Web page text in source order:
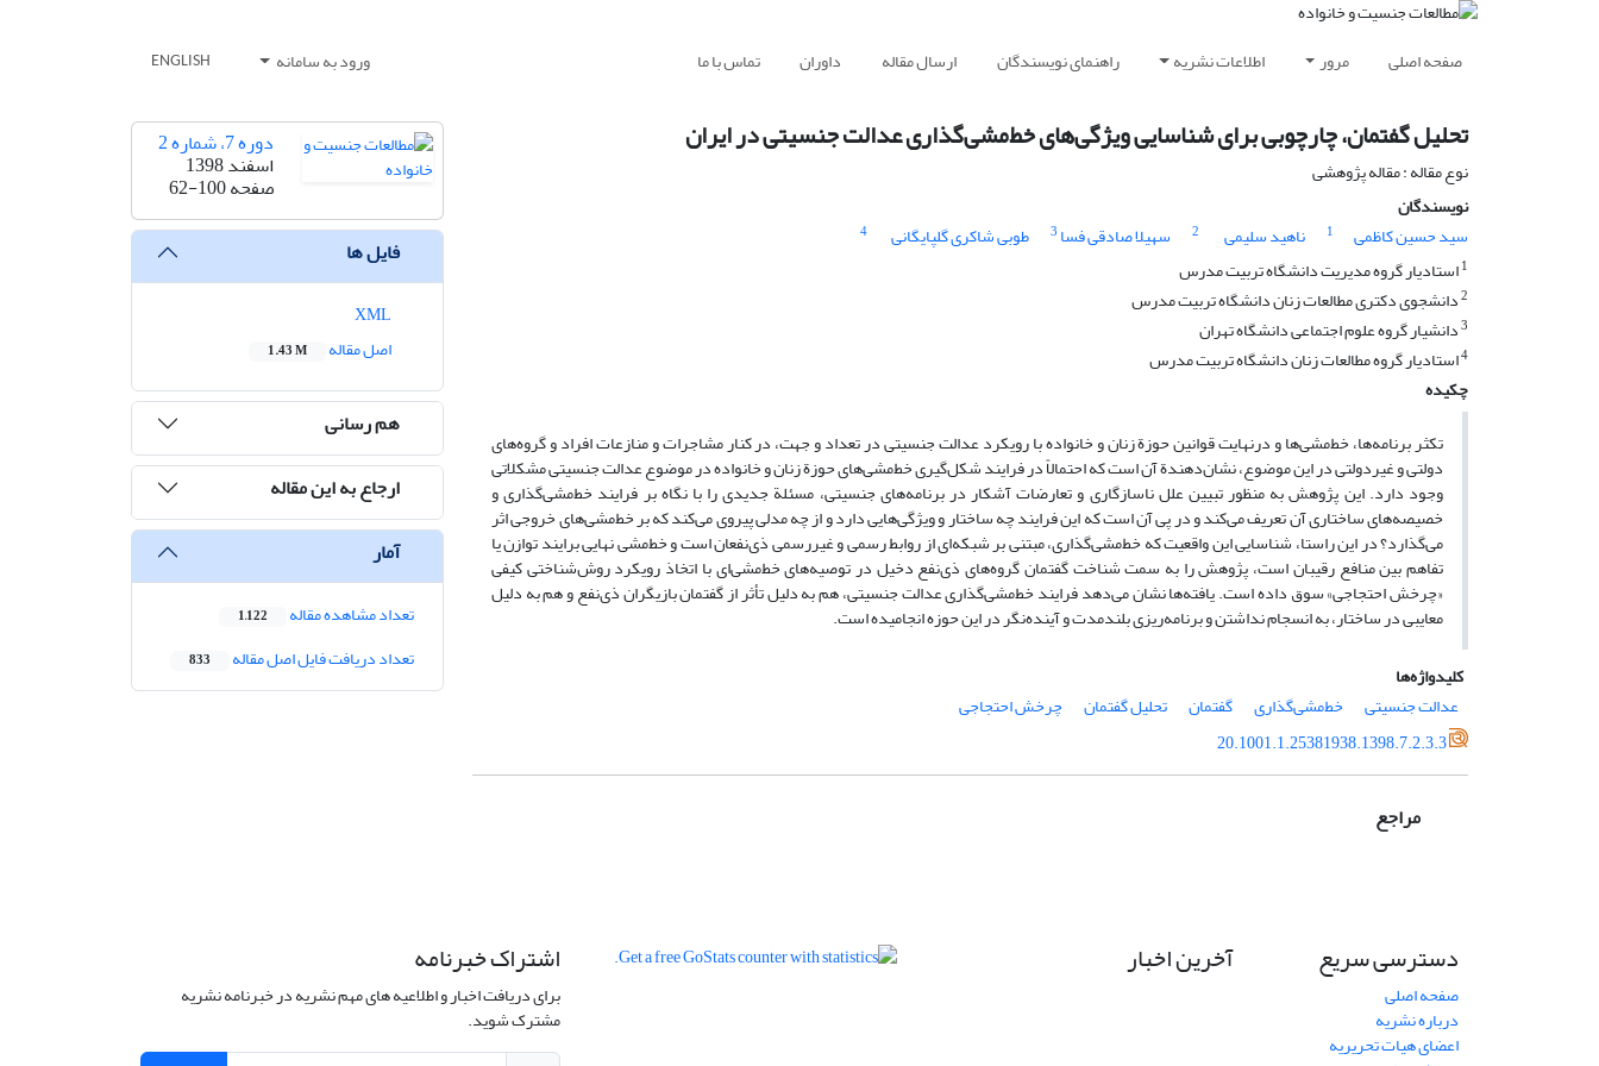
صفحه اصلی مرور اطلاعات نشریه راهنمای نویسندگان ارسال مقاله داوران تماس با ما ورود به سامانه ENGLISH
تحلیل‌ گفتمان، چارچوبی برای شناسایی ویژگی‌های خط‌مشی‌گذاری عدالت جنسیتی در ایران
نوع مقاله : مقاله پژوهشی
نویسندگان
سید حسین کاظمی
1 ناهید سلیمی 2 سهیلا صادقی فسا 3 طوبی شاکری گلپایگانی
4
1استادیار گروه مدیریت دانشگاه تربیت مدرس
2دانشجوی دکتری مطالعات زنان دانشگاه تربیت مدرس
3دانشیار گروه علوم اجتماعی دانشگاه تهران
4استادیار گروه مطالعات زنان دانشگاه تربیت مدرس
چکیده
تکثر برنامه‌ها، خط‌مشی‌ها و درنهایت قوانین حوزة زنان و خانواده با رویکرد عدالت جنسیتی در تعداد و جهت، در کنار مشاجرات و منازعات افراد و گروه‌های
دولتی و غیردولتی در این موضوع، نشان‌دهندة آن است که احتمالاً در فرایند شکل‌گیری خط‌مشی‌های حوزة زنان و خانواده در موضوع عدالت جنسیتی مشکلاتی
وجود دارد. این پژوهش به منظور تبیین علل ناسازگاری و تعارضات آشکار در برنامه‌های جنسیتی، مسئلة جدیدی را با نگاه بر فرایند خط‌مشی‌گذاری و
خصیصه‌های ساختاری آن تعریف می‌کند و در پی آن است که این فرایند چه ساختار و ویژگی‌هایی دارد و از چه مدلی پیروی می‌کند که بر خط‌مشی‌های خروجی اثر
می‌گذارد؟ در این راستا، شناسایی این واقعیت که خط‌مشی‌گذاری، مبتنی بر شبکه‌ای از روابط رسمی و غیررسمی ذی‌نفعان است و خط‌مشی نهایی برایند توازن یا
تفاهم بین منافع رقیبان است، پژوهش را به سمت شناخت گفتمان گروه‌های ذی‌نفع دخیل در توصیه‌های خط‌مشی‌ای با اتخاذ رویکرد روش‌شناختی کیفی
«چرخش احتجاجی» سوق داده است. یافته‌ها نشان می‌دهد فرایند خط‌مشی‌گذاری عدالت جنسیتی، هم به دلیل تأثر از گفتمان بازیگران ذی‌نفع و هم به دلیل
معایبی در ساختار، به انسجام نداشتن و برنامه‌ریزی بلندمدت و آینده‌نگر در این حوزه انجامیده است.
کلیدواژه‌ها
عدالت جنسیتی
خط‌مشی‌گذاری گفتمان تحلیل گفتمان
چرخش احتجاجی
20.1001.1.25381938.1398.7.2.3.3
مراجع
دوره 7، شماره 2
اسفند 1398
صفحه62-100
فایل ها
اصل مقاله
1.43 M
هم رسانی
ارجاع به این مقاله
آمار
تعداد مشاهده مقاله 1,122
تعداد دریافت فایل اصل مقاله 833
دسترسی سریع
صفحه اصلی
درباره نشریه
اعضای هیات تحریریه
آخرین اخبار اشتراک خبرنامه
برای دریافت اخبار و اطلاعیه های مهم نشریه در خبرنامه نشریه
مشترک شوید.